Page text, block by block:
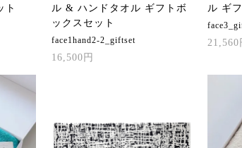
ト
ル & ハンドタオル ギフトボ
ックスセット
face1hand2-2_giftset
16,500円
ル ギ
21,560